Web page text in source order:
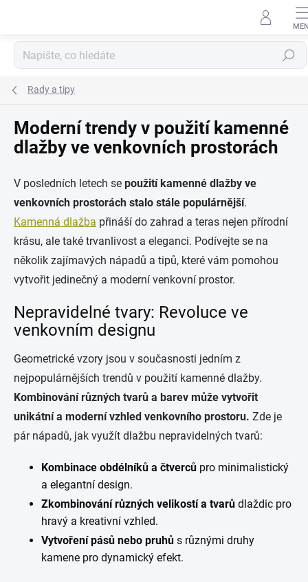
Hledat
Rady a tipy
Moderní trendy v použití kamenné
dlažby ve venkovních prostorách
V posledních letech se použití kamenné dlažby ve
venkovních prostorách stalo stále populárnější.
Kamenná dlažba přináší do zahrad a teras nejen přírodní
krásu, ale také trvanlivost a eleganci. Podívejte se na
několik zajímavých nápadů a tipů, které vám pomohou
vytvořit jedinečný a moderní venkovní prostor.
Nepravidelné tvary: Revoluce ve
venkovním designu
Geometrické vzory jsou v současnosti jedním z
nejpopulárnějších trendů v použití kamenné dlažby.
Kombinování různých tvarů a barev může vytvořit
unikátní a moderní vzhled venkovního prostoru. Zde je
pár nápadů, jak využít dlažbu nepravidelných tvarů:
Kombinace obdélníků a čtverců pro minimalistický
a elegantní design.
Zkombinování různých velikostí a tvarů dlaždic pro
hravý a kreativní vzhled.
Vytvoření pásů nebo pruhů s různými druhy
kamene pro dynamický efekt.